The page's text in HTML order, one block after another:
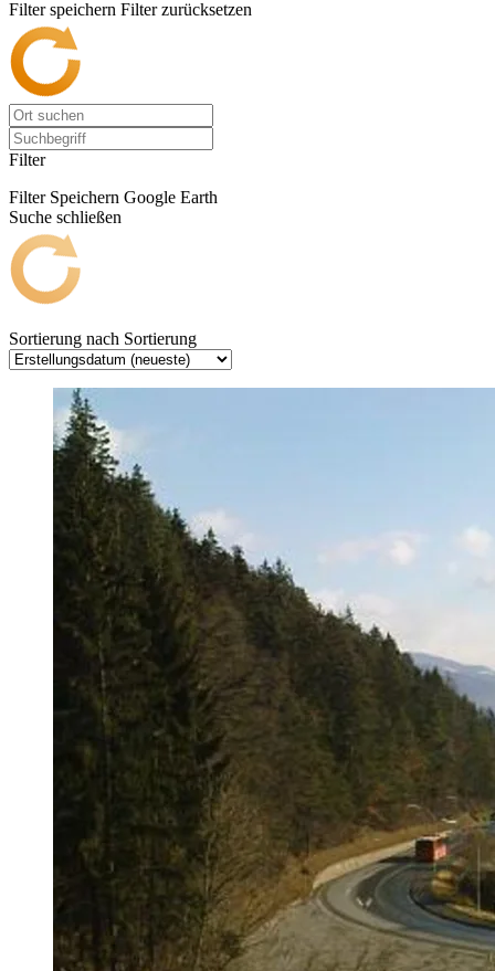
Filter speichern Filter zurücksetzen
Filter
Filter Speichern Google Earth
Suche schließen
Sortierung nach Sortierung